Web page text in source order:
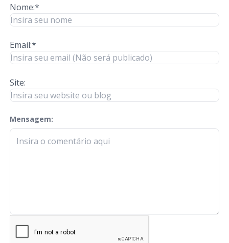
Nome:*
Email:*
Site:
Mensagem:
check-terms